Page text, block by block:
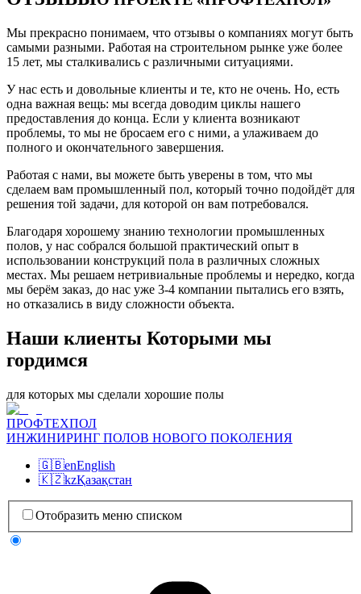
Мы прекрасно понимаем, что отзывы о компаниях могут быть
самыми разными. Работая на строительном рынке уже более
15 лет, мы сталкивались с различными ситуациями.
У нас есть и довольные клиенты и те, кто не очень. Но, есть
одна важная вещь: мы всегда доводим циклы нашего
предоставления до конца. Если у клиента возникают
проблемы, то мы не бросаем его с ними, а улаживаем до
полного и окончательного завершения.
Работая с нами, вы можете быть уверены в том, что мы
сделаем вам промышленный пол, который точно подойдёт для
решения той задачи, для которой он вам потребовался.
Благодаря хорошему знанию технологии промышленных
полов, у нас собрался большой практический опыт в
использовании конструкций пола в различных сложных
местах. Мы решаем нетривиальные проблемы и нередко, когда
мы берём заказ, до нас уже 3-4 компании пытались его взять,
но отказались в виду сложности объекта.
Наши клиенты Которыми мы
гордимся
для которых мы сделали хорошие полы
ПРОФТЕХПОЛ
ИНЖИНИРИНГ ПОЛОВ НОВОГО ПОКОЛЕНИЯ
🇬🇧enEnglish
🇰🇿kzҚазақстан
Отобразить меню списком